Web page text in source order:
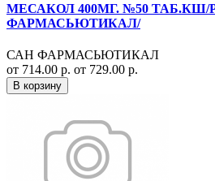
МЕСАКОЛ 400МГ. №50 ТАБ.КШ/
ФАРМАСЬЮТИКАЛ/
САН ФАРМАСЬЮТИКАЛ
от 714.00 р. от 729.00 р.
В корзину